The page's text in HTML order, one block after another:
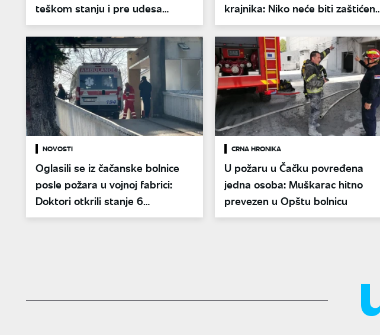
teškom stanju i pre udesa
saniteta
krajnika: Niko neće biti zaštićen,
ispitaćemo ceo sistem
NOVOSTI
Oglasili se iz čačanske bolnice
posle požara u vojnoj fabrici:
Doktori otkrili stanje 6
pacijenata
CRNA HRONIKA
U požaru u Čačku povređena
jedna osoba: Muškarac hitno
prevezen u Opštu bolnicu